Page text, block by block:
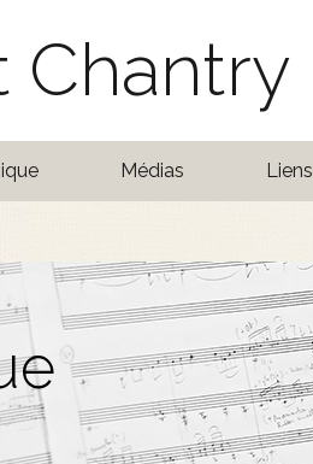
Chantry
Médias Liens